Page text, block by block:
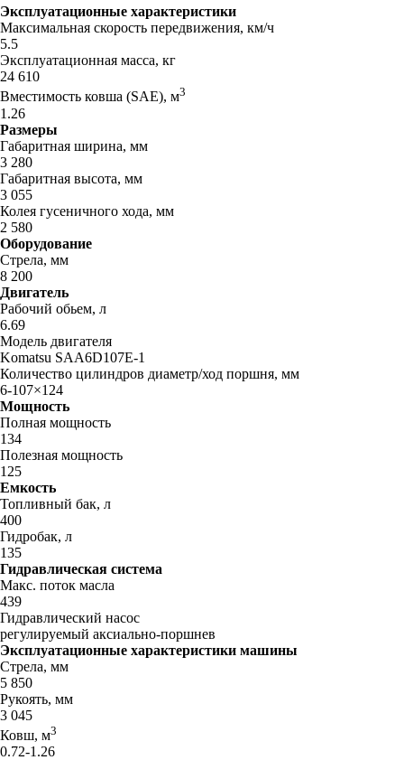
Эксплуатационные характеристики
Максимальная скорость передвижения, км/ч
5.5
Эксплуатационная масса, кг
24 610
Вместимость ковша (SAE), м3
1.26
Размеры
Габаритная ширина, мм
3 280
Габаритная высота, мм
3 055
Колея гусеничного хода, мм
2 580
Оборудование
Стрела, мм
8 200
Двигатель
Рабочий обьем, л
6.69
Модель двигателя
Komatsu SAA6D107E-1
Количество цилиндров диаметр/ход поршня, мм
6-107×124
Мощность
Полная мощность
134
Полезная мощность
125
Емкость
Топливный бак, л
400
Гидробак, л
135
Гидравлическая система
Макс. поток масла
439
Гидравлический насос
регулируемый аксиально-поршнев
Эксплуатационные характеристики машины
Стрела, мм
5 850
Рукоять, мм
3 045
Ковш, м3
0.72-1.26